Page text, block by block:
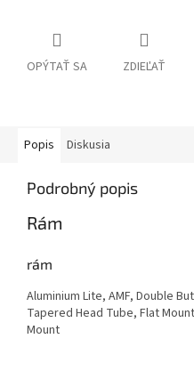
OPÝTAŤ SA ZDIEĽAŤ
Popis Diskusia
Podrobný popis
Rám
rám
Aluminium Lite, AMF, Double
Tapered Head Tube, Flat
Mount